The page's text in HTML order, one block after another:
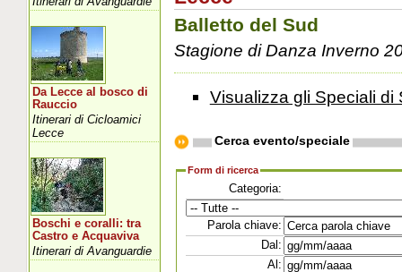
Balletto del Sud
Stagione di Danza Inverno
Visualizza gli Speciali di
Cerca evento/speciale
Form di ricerca
Categoria:
Parola chiave:
Dal:
Al:
Da Lecce al bosco di
Rauccio
Itinerari di Cicloamici
Lecce
Boschi e coralli: tra
Castro e Acquaviva
Itinerari di Avanguardie